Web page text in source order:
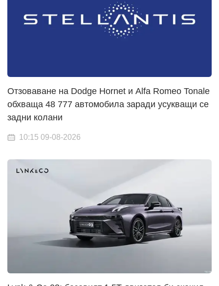
Отзоваване на Dodge Hornet и Alfa Romeo Tonale
обхваща 48 777 автомобила заради усукващи се
задни колани
10:15 09-08-2026